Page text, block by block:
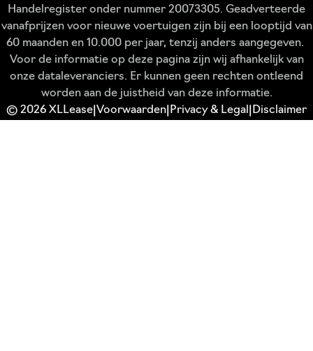
Handelregister onder nummer 20073305. Geadverteerde
vanafprijzen voor nieuwe voertuigen zijn bij een looptijd van
60 maanden en 10.000 per jaar, tenzij anders aangegeven.
Voor de informatie op deze pagina zijn wij afhankelijk van
onze dataleveranciers. Er kunnen geen rechten ontleend
worden aan de juistheid van deze informatie.
© 2026 XLLease Voorwaarden Privacy & Legal Disclaimer